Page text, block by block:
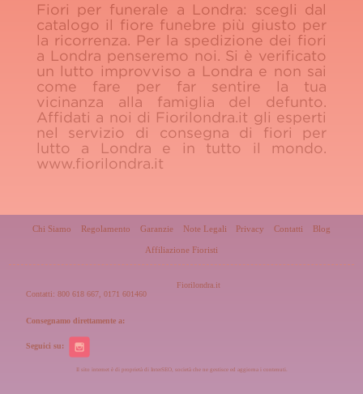
Fiori per funerale a Londra: scegli dal
catalogo il fiore funebre più giusto per
la ricorrenza. Per la spedizione dei fiori
a Londra penseremo noi. Si è verificato
un lutto improvviso a Londra e non sai
come fare per far sentire la tua
vicinanza alla famiglia del defunto.
Affidati a noi di Fiorilondra.it gli esperti
nel servizio di consegna di fiori per
lutto a Londra e in tutto il mondo.
www.fiorilondra.it
Chi Siamo Regolamento Garanzie Note Legali Privacy Contatti Blog
Affiliazione Fioristi
Fiorilondra.it
Contatti: 800 618 667, 0171 601460
Consegnamo direttamente a:
Seguici su:
Il sito internet è di proprietà di InterSEO, società che ne gestisce ed aggiorna i contenuti.